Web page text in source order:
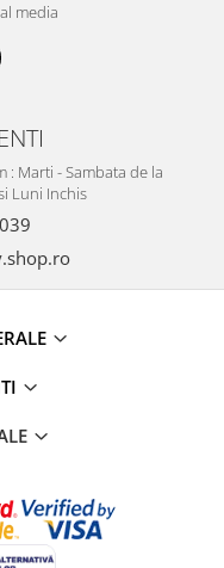
media
: Marti - Sambata de la
Luni Inchis